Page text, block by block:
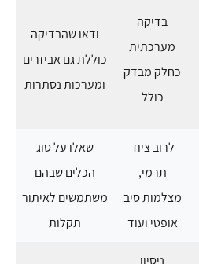
בדיקה
מערכתית
כחלק מבדק
כולל
ודאו שהבדיקה
כוללת גם אביזרים
ומערכות נסתרות
לרוב ציוד
תרמי,
מצלמות סיב
אופטי ועוד
שאלו על סוג
הכלים שבהם
משתמשים לאיתור
תקלות